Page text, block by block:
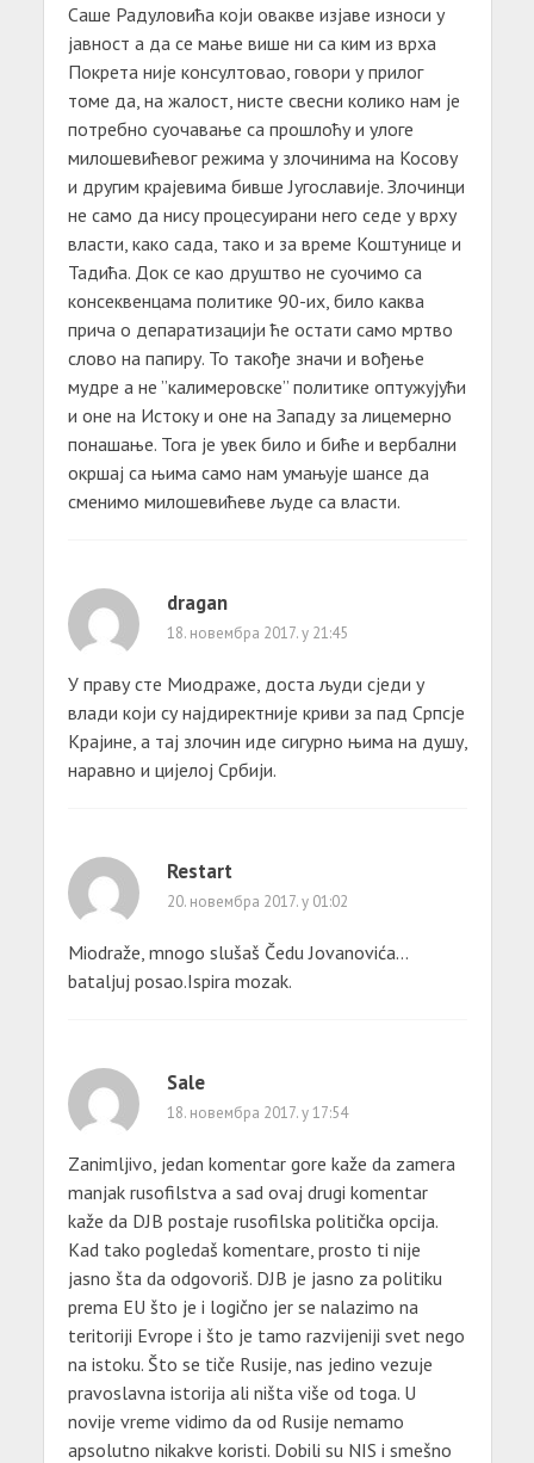
Саше Радуловића који овакве изјаве износи у
јавност а да се мање више ни са ким из врха
Покрета није консултовао, говори у прилог
томе да, на жалост, нисте свесни колико нам је
потребно суочавање са прошлоћу и улоге
милошевићевог режима у злочинима на Косову
и другим крајевима бивше Југославије. Злочинци
не само да нису процесуирани него седе у врху
власти, како сада, тако и за време Коштунице и
Тадића. Док се као друштво не суочимо са
консеквенцама политике 90-их, било каква
прича о депаратизацији ће остати само мртво
слово на папиру. То такође значи и вођење
мудре а не ”калимеровске” политике оптужујући
и оне на Истоку и оне на Западу за лицемерно
понашање. Тога је увек било и биће и вербални
окршај са њима само нам умањује шансе да
сменимо милошевићеве људе са власти.
dragan
18. новембра 2017. у 21:45
У праву сте Миодраже, доста људи сједи у
влади који су најдиректније криви за пад Српсје
Крајине, а тај злочин иде сигурно њима на душу,
наравно и цијелој Србији.
Restart
20. новембра 2017. у 01:02
Miodraže, mnogo slušaš Čedu Jovanovića…
bataljuj posao.Ispira mozak.
Sale
18. новембра 2017. у 17:54
Zanimljivo, jedan komentar gore kaže da zamera
manjak rusofilstva a sad ovaj drugi komentar
kaže da DJB postaje rusofilska politička opcija.
Kad tako pogledaš komentare, prosto ti nije
jasno šta da odgovoriš. DJB je jasno za politiku
prema EU što je i logično jer se nalazimo na
teritoriji Evrope i što je tamo razvijeniji svet nego
na istoku. Što se tiče Rusije, nas jedino vezuje
pravoslavna istorija ali ništa više od toga. U
novije vreme vidimo da od Rusije nemamo
apsolutno nikakve koristi. Dobili su NIS i smešno